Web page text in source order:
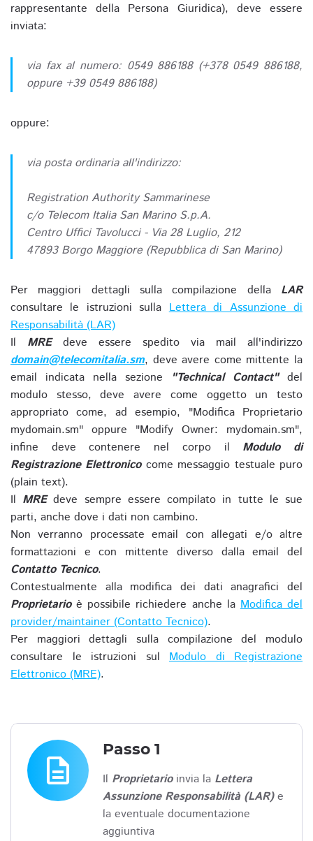
rappresentante della Persona Giuridica), deve essere
inviata:
via fax al numero: 0549 886188 (+378 0549 886188,
oppure +39 0549 886188)
oppure:
via posta ordinaria all'indirizzo:
Registration Authority Sammarinese
c/o Telecom Italia San Marino S.p.A.
Centro Uffici Tavolucci - Via 28 Luglio, 212
47893 Borgo Maggiore (Repubblica di San Marino)
Per maggiori dettagli sulla compilazione della LAR
consultare le istruzioni sullaLettera di Assunzione di
Responsabilità (LAR)
Il MREdeve essere spedito via mail all'indirizzo
domain@telecomitalia.sm, deve avere come mittente la
email indicata nella sezione
"Technical Contact"del
modulo stesso, deve avere come oggetto un testo
appropriato come, ad esempio, "Modifica Proprietario
mydomain.sm" oppure "Modify Owner: mydomain.sm",
infine deve contenere nel corpo il Modulo di
Registrazione Elettronicocome messaggio testuale puro
(plain text).
Il MREdeve sempre essere compilato in tutte le sue
parti, anche dove i dati non cambino.
Non verranno processate email con allegati e/o altre
formattazioni e con mittente diverso dalla email del
Contatto Tecnico.
Contestualmente alla modifica dei dati anagrafici del
Proprietarioè possibile richiedere anche laModifica del
provider/maintainer (Contatto Tecnico).
Per maggiori dettagli sulla compilazione del modulo
consultare le istruzioni sul Modulo di Registrazione
Elettronico (MRE).
description
Passo 1
Il Proprietarioinvia la Lettera
Assunzione Responsabilità (LAR)e
la eventuale documentazione
aggiuntiva